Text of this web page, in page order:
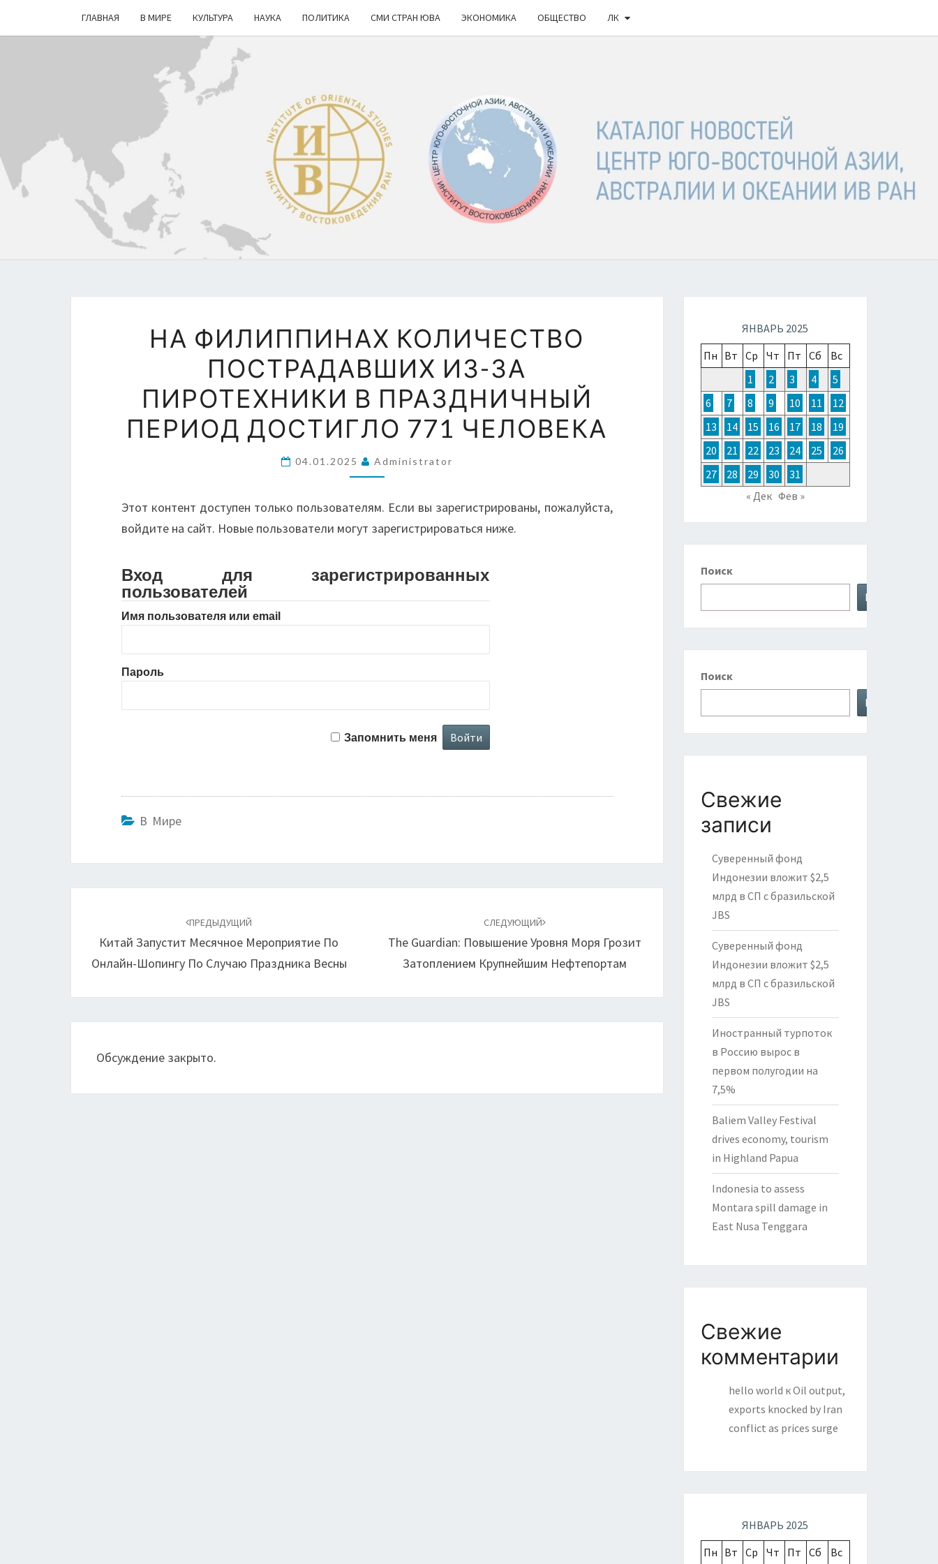
ГЛАВНАЯ В МИРЕ КУЛЬТУРА НАУКА ПОЛИТИКА СМИ СТРАН ЮВА ЭКОНОМИКА ОБЩЕСТВО ЛК
КАТАЛОГ
НОВОСТЕЙ
ВОСТОЧНОЙ
АЗИИ,
АВСТРАЛИИ
И ОКЕАНИИ
ИВ
РАН
ФИЛИППИНАХ
КОЛИЧЕСТВО
ПОСТРАДАВШИХ
ИЗ-
ЗА
В
ПЕРИОД
ДОСТИГЛО
ЧЕЛОВЕКА
НА ФИЛИППИНАХ КОЛИЧЕСТВО
ПОСТРАДАВШИХ ИЗ-ЗА
ПИРОТЕХНИКИ В ПРАЗДНИЧНЫЙ
ПЕРИОД ДОСТИГЛО 771 ЧЕЛОВЕКА
04.01.2025 Administrator
Этот контент доступен только пользователям. Если вы зарегистрированы, пожалуйста,
войдите на сайт. Новые пользователи могут зарегистрироваться ниже.
Вход для зарегистрированных
пользователей
Имя пользователя или email
Пароль
Запомнить меня
В Мире
записям
ПРЕДЫДУЩИЙ
Китай Запустит Месячное Мероприятие По
Онлайн-Шопингу По Случаю Праздника Весны
СЛЕДУЮЩИЙ
The Guardian: Повышение Уровня Моря Грозит
Затоплением Крупнейшим Нефтепортам
Обсуждение закрыто.
ЯНВАРЬ 2025
Пн Вт Ср Чт Пт Сб
Вс
1
2 3 4
5
6
7 8 9 10 11
12
13
14 15 16 17 18
19
20
21 22 23 24 25
26
27
28 29 30
31
« Дек Фев »
Поиск
Поиск
Поиск
Поиск
Свежие
записи
Суверенный фонд
Индонезии вложит $2,5
млрд в СП с бразильской
JBS
Суверенный фонд
Индонезии вложит $2,5
млрд в СП с бразильской
JBS
Иностранный турпоток
в Россию вырос в
первом полугодии на
7,5%
Baliem Valley Festival
drives economy, tourism
in Highland Papua
Indonesia to assess
Montara spill damage in
East Nusa Tenggara
Свежие
комментарии
hello world кOil output,
exports knocked by Iran
conflict as prices surge
ЯНВАРЬ 2025
Пн Вт Ср Чт Пт Сб Вс